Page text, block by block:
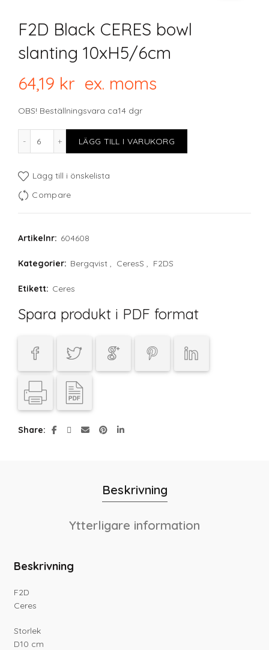
F2D Black CERES bowl
slanting 10xH5/6cm
64,19 kr ex. moms
OBS! Beställningsvara ca14 dgr
F2D Black CERES bowl slanting 10xH5/6cm mängd
LÄGG TILL I VARUKORG
Lägg till i önskelista
Compare
Artikelnr: 604608
Kategorier: Bergqvist , CeresS , F2DS
Etikett: Ceres
Spara produkt i PDF format
Share
Beskrivning
Ytterligare information
Beskrivning
F2D
Ceres
Storlek
D10 cm